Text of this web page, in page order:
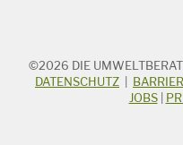
STICHWORTSUCHE
Suchbegriff
©2026 DIE
DATENSCHUTZ
JOBS|